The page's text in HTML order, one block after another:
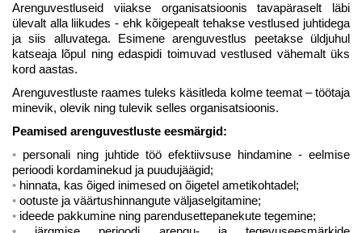
Arenguvestluseid viiakse organisatsioonis tavapäraselt läbi
ülevalt alla liikudes - ehk kõigepealt tehakse vestlused juhtidega
ja siis alluvatega. Esimene arenguvestlus peetakse üldjuhul
katseaja lõpul ning edaspidi toimuvad vestlused vähemalt üks
kord aastas.
Arenguvestluste raames tuleks käsitleda kolme teemat – töötaja
minevik, olevik ning tulevik selles organisatsioonis.
Peamised arenguvestluste eesmärgid:
personali ning juhtide töö efektiivsuse hindamine - eelmise
perioodi kordaminekud ja puudujäägid;
hinnata, kas õiged inimesed on õigetel ametikohtadel;
ootuste ja väärtushinnangute väljaselgitamine;
ideede pakkumine ning parendusettepanekute tegemine;